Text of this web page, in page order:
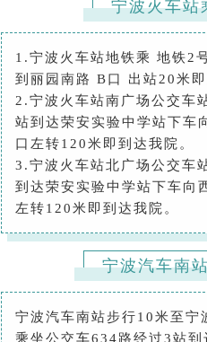
宁波火车站
1.宁波火车站地铁乘 地铁2
到丽园南路 B口 出站20米即
2.宁波火车站南广场公交车
站到达荣安实验中学站下车
口左转120米即到达我院。
3.宁波火车站北广场公交车
到达荣安实验中学站下车向
左转120米即到达我院。
宁波汽车南
宁波汽车南站步行10米至宁
乘坐公交车634路经过3站到